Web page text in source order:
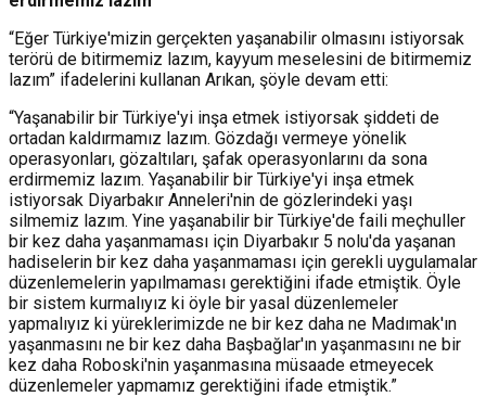
“Eğer Türkiye'mizin gerçekten yaşanabilir olmasını istiyorsak
terörü de bitirmemiz lazım, kayyum meselesini de bitirmemiz
lazım” ifadelerini kullanan Arıkan, şöyle devam etti:
“Yaşanabilir bir Türkiye'yi inşa etmek istiyorsak şiddeti de
ortadan kaldırmamız lazım. Gözdağı vermeye yönelik
operasyonları, gözaltıları, şafak operasyonlarını da sona
erdirmemiz lazım. Yaşanabilir bir Türkiye'yi inşa etmek
istiyorsak Diyarbakır Anneleri'nin de gözlerindeki yaşı
silmemiz lazım. Yine yaşanabilir bir Türkiye'de faili meçhuller
bir kez daha yaşanmaması için Diyarbakır 5 nolu'da yaşanan
hadiselerin bir kez daha yaşanmaması için gerekli uygulamalar
düzenlemelerin yapılmaması gerektiğini ifade etmiştik. Öyle
bir sistem kurmalıyız ki öyle bir yasal düzenlemeler
yapmalıyız ki yüreklerimizde ne bir kez daha ne Madımak'ın
yaşanmasını ne bir kez daha Başbağlar'ın yaşanmasını ne bir
kez daha Roboski'nin yaşanmasına müsaade etmeyecek
düzenlemeler yapmamız gerektiğini ifade etmiştik.”